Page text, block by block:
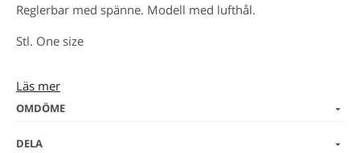
Reglerbar med spänne. Modell med lufthål.
Stl. One size
Kval 699
Ej tvättbar.
Läs mer
OMDÖME
DELA